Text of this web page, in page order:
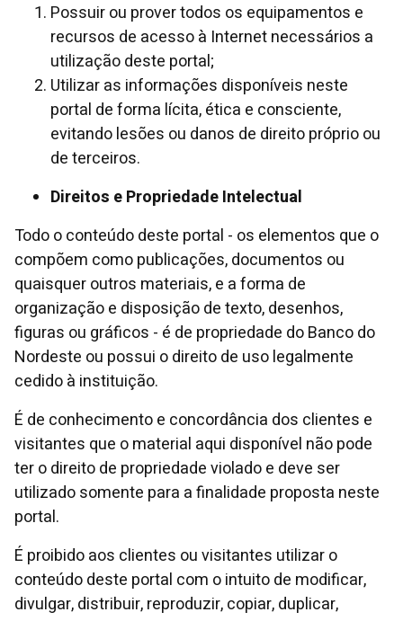
Possuir ou prover todos os equipamentos e
recursos de acesso à Internet necessários a
utilização deste portal;
Utilizar as informações disponíveis neste
portal de forma lícita, ética e consciente,
evitando lesões ou danos de direito próprio ou
de terceiros.
Direitos e Propriedade Intelectual
Todo o conteúdo deste portal - os elementos que o
compõem como publicações, documentos ou
quaisquer outros materiais, e a forma de
organização e disposição de texto, desenhos,
figuras ou gráficos - é de propriedade do Banco do
Nordeste ou possui o direito de uso legalmente
cedido à instituição.
É de conhecimento e concordância dos clientes e
visitantes que o material aqui disponível não pode
ter o direito de propriedade violado e deve ser
utilizado somente para a finalidade proposta neste
portal.
É proibido aos clientes ou visitantes utilizar o
conteúdo deste portal com o intuito de modificar,
divulgar, distribuir, reproduzir, copiar, duplicar,